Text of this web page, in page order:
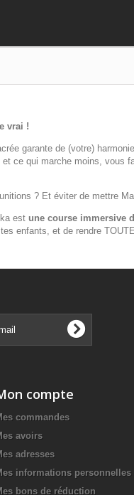
vrai !
garante de (votre)
ce qui marche moins, vous
? Et éviter de mettre
est une course immersive
enfants, et de rendre
compte
commandes
avoirs
adresses
informations personnelles
bons de réduction